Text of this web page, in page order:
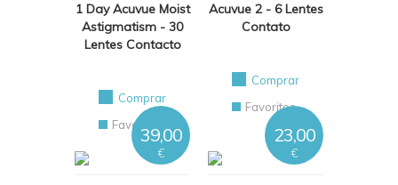
1 Day Acuvue Moist
Astigmatism - 30
Lentes Contacto
Comprar
Favoritos
Acuvue 2 - 6 Lentes
Contato
Comprar
Favoritos
39,00
€
23,00
€